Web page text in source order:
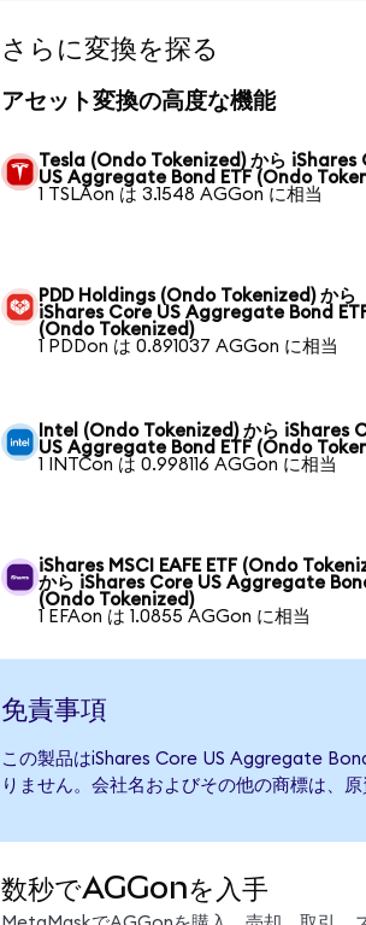
さらに変換を探る
アセット変換の高度な機能
Tesla (Ondo Tokenized) から iShares
US Aggregate Bond ETF (Ondo
1 TSLAon は 3.1548 AGGon に相当
PDD Holdings (Ondo Tokenized) から
iShares Core US Aggregate Bond
(Ondo Tokenized)
1 PDDon は 0.891037 AGGon に相当
Intel (Ondo Tokenized) から iShares
US Aggregate Bond ETF (Ondo
1 INTCon は 0.998116 AGGon に相当
iShares MSCI EAFE ETF (Ondo
から iShares Core US Aggregate
(Ondo Tokenized)
1 EFAon は 1.0855 AGGon に相当
免責事項
この製品はiShares Core US Aggregate
りません。会社名およびその他の商標は、
数秒でAGGonを入手